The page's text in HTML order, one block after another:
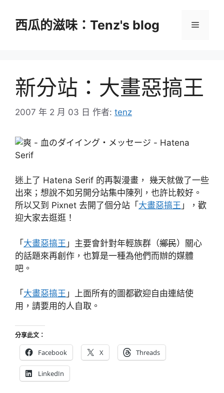
西瓜的滋味：Tenz's blog 選
新分站：大畫惡搞王
2007 年 2 月 03 日 作者: tenz
迷上了 Hatena Serif 的再製漫畫， 幾天就做了一些
出來；想說不如另開分站集中陳列，也許比較好。
所以又到 Pixnet 去開了個分站「 大畫惡搞王 」，歡
迎大家去逛逛！
「大畫惡搞王 」主要會針對年輕族群（鄉民）關心
的話題來再創作，也算是一種為他們而辦的媒體
吧。
「 大畫惡搞王 」上面所有的圖都歡迎自由連結使
用，請要用的人自取。
分享此文：
Facebook X Threads
LinkedIn